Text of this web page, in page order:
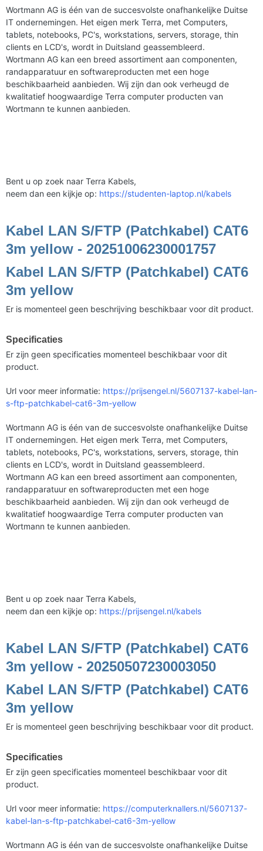
Wortmann AG is één van de succesvolste onafhankelijke Duitse
IT ondernemingen. Het eigen merk Terra, met Computers,
tablets, notebooks, PC's, workstations, servers, storage, thin
clients en LCD's, wordt in Duitsland geassembleerd.
Wortmann AG kan een breed assortiment aan componenten,
randapparatuur en softwareproducten met een hoge
beschikbaarheid aanbieden. Wij zijn dan ook verheugd de
kwalitatief hoogwaardige Terra computer producten van
Wortmann te kunnen aanbieden.
Bent u op zoek naar Terra Kabels,
neem dan een kijkje op: https://studenten-laptop.nl/kabels
Kabel LAN S/FTP (Patchkabel) CAT6
3m yellow - 20251006230001757
Kabel LAN S/FTP (Patchkabel) CAT6
3m yellow
Er is momenteel geen beschrijving beschikbaar voor dit product.
Specificaties
Er zijn geen specificaties momenteel beschikbaar voor dit
product.
Url voor meer informatie: https://prijsengel.nl/5607137-kabel-lan-
s-ftp-patchkabel-cat6-3m-yellow
Wortmann AG is één van de succesvolste onafhankelijke Duitse
IT ondernemingen. Het eigen merk Terra, met Computers,
tablets, notebooks, PC's, workstations, servers, storage, thin
clients en LCD's, wordt in Duitsland geassembleerd.
Wortmann AG kan een breed assortiment aan componenten,
randapparatuur en softwareproducten met een hoge
beschikbaarheid aanbieden. Wij zijn dan ook verheugd de
kwalitatief hoogwaardige Terra computer producten van
Wortmann te kunnen aanbieden.
Bent u op zoek naar Terra Kabels,
neem dan een kijkje op: https://prijsengel.nl/kabels
Kabel LAN S/FTP (Patchkabel) CAT6
3m yellow - 20250507230003050
Kabel LAN S/FTP (Patchkabel) CAT6
3m yellow
Er is momenteel geen beschrijving beschikbaar voor dit product.
Specificaties
Er zijn geen specificaties momenteel beschikbaar voor dit
product.
Url voor meer informatie: https://computerknallers.nl/5607137-
kabel-lan-s-ftp-patchkabel-cat6-3m-yellow
Wortmann AG is één van de succesvolste onafhankelijke Duitse